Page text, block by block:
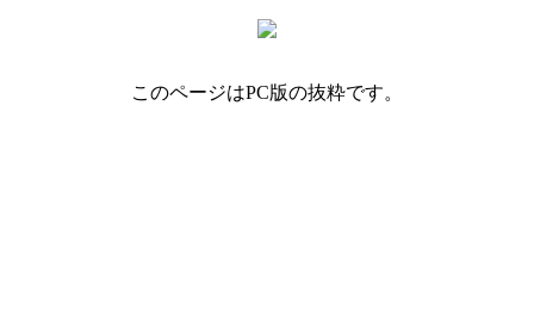
このページはPC版の抜粋です。